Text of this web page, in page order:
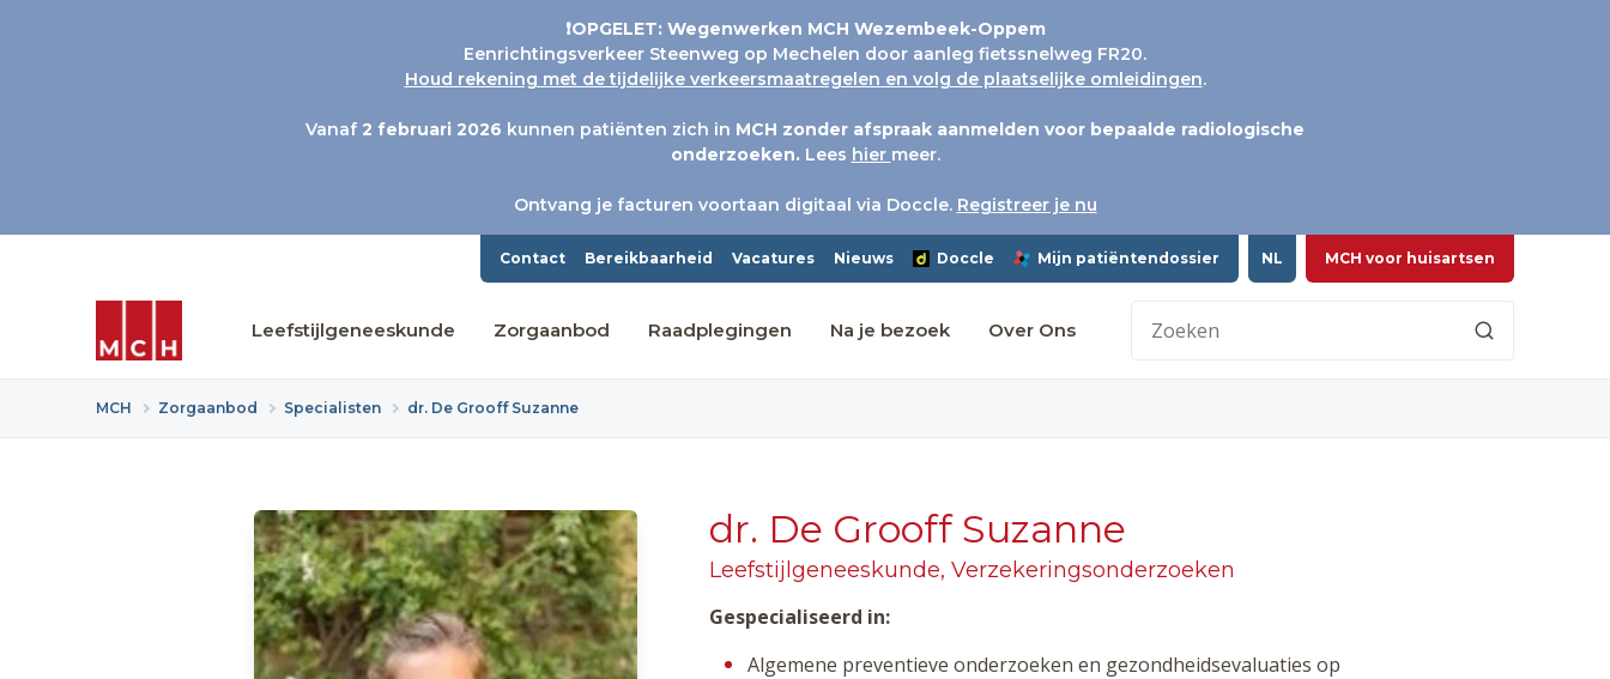
❗OPGELET: Wegenwerken MCH Wezembeek-Oppem
Eenrichtingsverkeer Steenweg op Mechelen door aanleg fietssnelweg FR20.
Houd rekening met de tijdelijke verkeersmaatregelen en volg de plaatselijke omleidingen.
Vanaf 2 februari 2026 kunnen patiënten zich in MCH zonder afspraak aanmelden voor bepaalde radiologische
onderzoeken. Lees hier meer.
Ontvang je facturen voortaan digitaal via Doccle. Registreer je nu
Contact Bereikbaarheid Vacatures Nieuws Doccle Mijn patiëntendossier NL MCH voor huisartsen
Leefstijlgeneeskunde Zorgaanbod Raadplegingen Na je bezoek Over Ons
MCH Zorgaanbod Specialisten dr. De Grooff Suzanne
dr. De Grooff Suzanne
Leefstijlgeneeskunde, Verzekeringsonderzoeken
Gespecialiseerd in:
Algemene preventieve onderzoeken en gezondheidsevaluaties op